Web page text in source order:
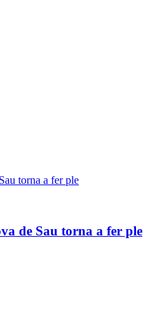
de Sau torna a fer ple